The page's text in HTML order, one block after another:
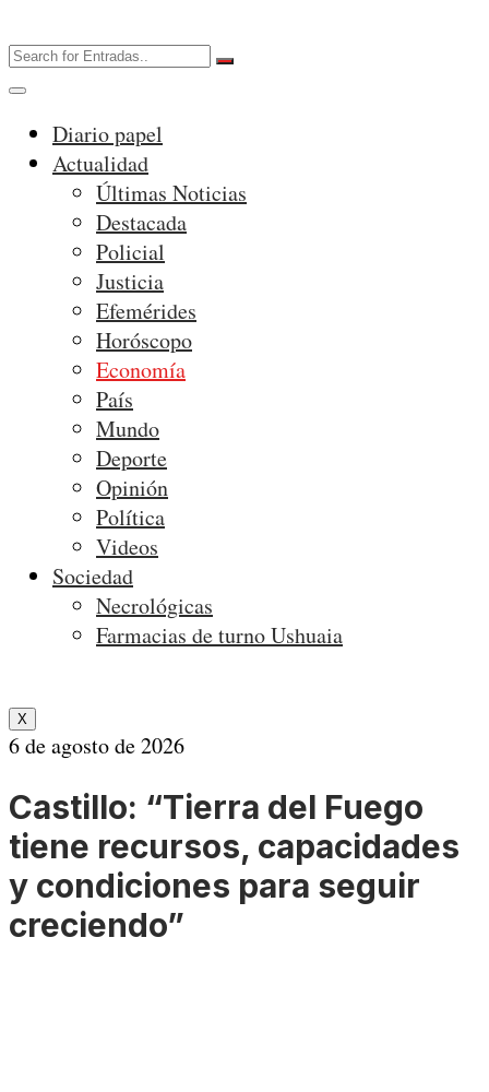
Diario papel
Actualidad
Últimas Noticias
Destacada
Policial
Justicia
Efemérides
Horóscopo
Economía
País
Mundo
Deporte
Opinión
Política
Videos
Sociedad
Necrológicas
Farmacias de turno Ushuaia
X
6 de agosto de 2026
Castillo: “Tierra del Fuego
tiene recursos, capacidades
y condiciones para seguir
creciendo”